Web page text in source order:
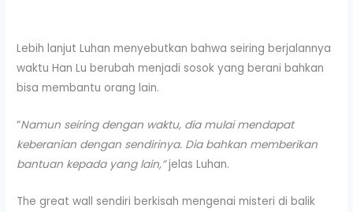
Lebih lanjut Luhan menyebutkan bahwa seiring berjalannya
waktu Han Lu berubah menjadi sosok yang berani bahkan
bisa membantu orang lain.
“Namun seiring dengan waktu, dia mulai mendapat
keberanian dengan sendirinya. Dia bahkan memberikan
bantuan kepada yang lain,”jelas Luhan.
The great wall sendiri berkisah mengenai misteri di balik